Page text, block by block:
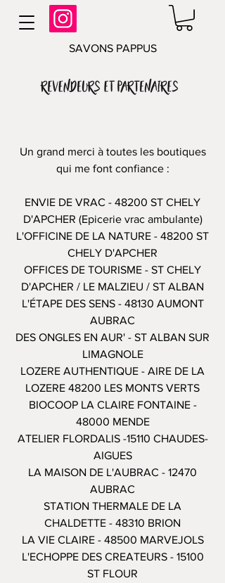
SAVONS PAPPUS
Un grand merci à toutes les boutiques
qui me font confiance :
ENVIE DE VRAC - 48200 ST CHELY
D'APCHER (Epicerie vrac ambulante)
L'OFFICINE DE LA NATURE - 48200 ST
CHELY D'APCHER
OFFICES DE TOURISME - ST CHELY
D'APCHER / LE MALZIEU / ST ALBAN
L'ÉTAPE DES SENS - 48130 AUMONT
AUBRAC
DES ONGLES EN AUR' - ST ALBAN SUR
LIMAGNOLE
LOZERE AUTHENTIQUE - AIRE DE LA
LOZERE 48200 LES MONTS VERTS
BIOCOOP LA CLAIRE FONTAINE -
48000 MENDE
ATELIER FLORDALIS -15110 CHAUDES-
AIGUES
LA MAISON DE L'AUBRAC - 12470
AUBRAC
STATION THERMALE DE LA
CHALDETTE - 48310 BRION
LA VIE CLAIRE - 48500 MARVEJOLS
L'ECHOPPE DES CREATEURS - 15100
ST FLOUR